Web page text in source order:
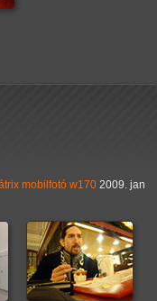
mobilfotó w170 2009. jan